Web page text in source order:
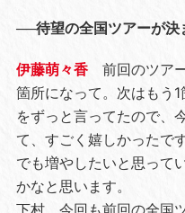
──待望の全国ツアーが決
伊藤萌々香
前回のツア
箇所になって。次はもう
をずっと言ってたので、
て、すごく嬉しかったで
でも増やしたいと思って
かなと思います。